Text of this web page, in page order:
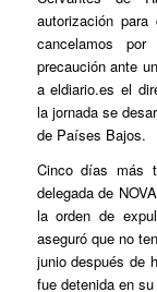
autorización
cancelamos
precaución ante
a eldiario.es el
la jornada se
de Países Bajos.
Cinco días más
delegada de
la orden de
aseguró que no
junio después de
fue detenida en